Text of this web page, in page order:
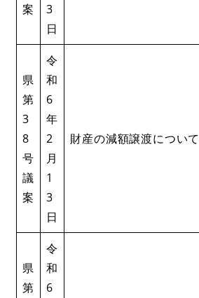
案
3
日
県
第
3
8
号
議
案
令
和
6
年
2
月
1
3
日
​​財産の減額譲渡について
県
第
令
和
6